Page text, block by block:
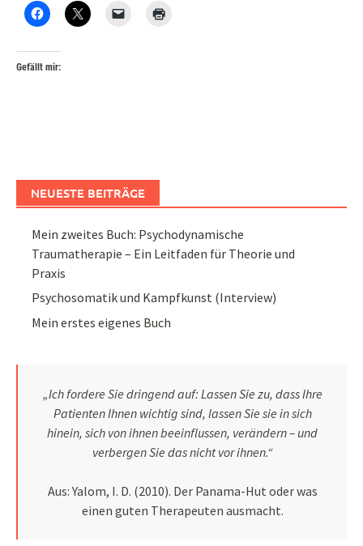
Gefällt mir:
NEUESTE BEITRÄGE
Mein zweites Buch: Psychodynamische
Traumatherapie – Ein Leitfaden für Theorie und
Praxis
Psychosomatik und Kampfkunst (Interview)
Mein erstes eigenes Buch
„Ich fordere Sie dringend auf: Lassen Sie zu, dass Ihre
Patienten Ihnen wichtig sind, lassen Sie sie in sich
hinein, sich von ihnen beeinflussen, verändern – und
verbergen Sie das nicht vor ihnen.“
Aus: Yalom, I. D. (2010). Der Panama-Hut oder was
einen guten Therapeuten ausmacht.